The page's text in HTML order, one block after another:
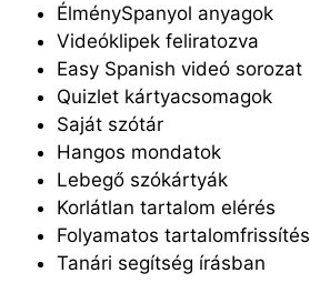
ÉlménySpanyol anyagok
Videóklipek feliratozva
Easy Spanish videó sorozat
Quizlet kártyacsomagok
Saját szótár
Hangos mondatok
Lebegő szókártyák
Korlátlan tartalom elérés
Folyamatos tartalomfrissítés
Tanári segítség írásban